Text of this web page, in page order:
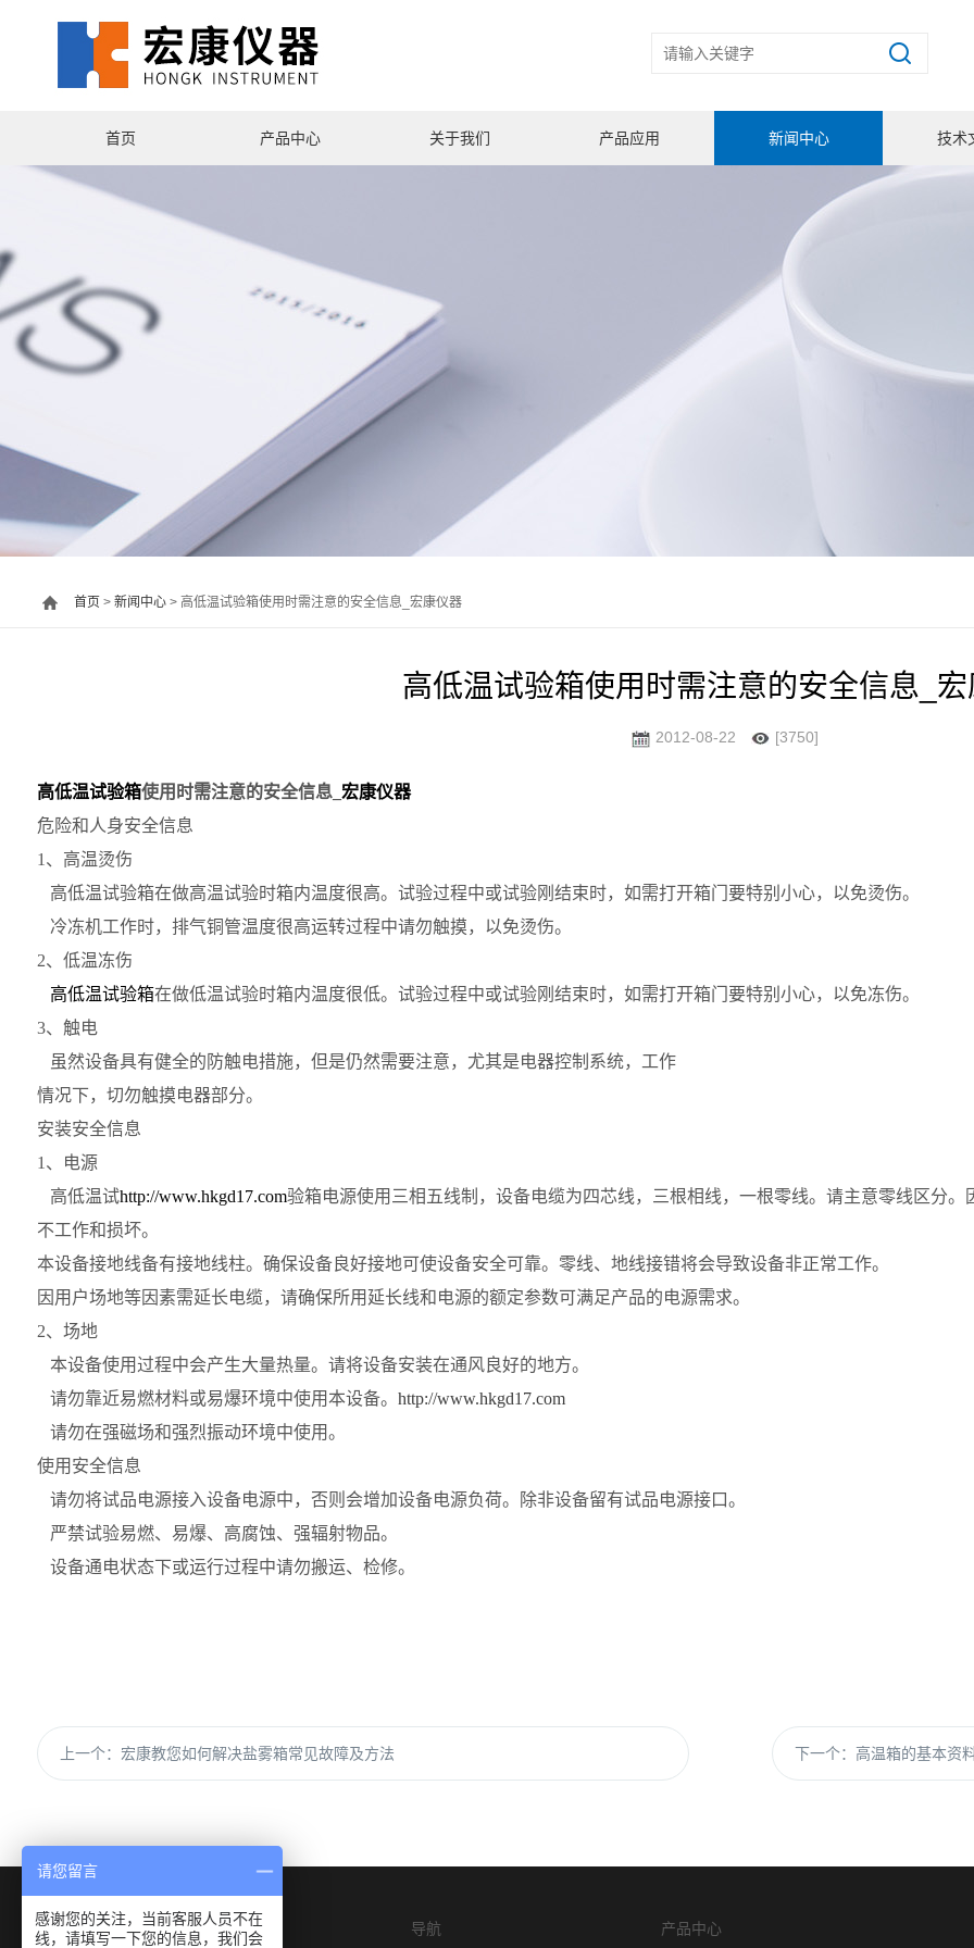
首页 产品中心 关于我们 产品应用 新闻中心 技术
首页 > 新闻中心> 高低温试验箱使用时需注意的安全信息_宏康仪器
高低温试验箱使用时需注意的安全信息_
2012-08-22 [3750]
高低温试验箱使用时需注意的安全信息_ 宏康仪器
危险和人身安全信息
1 、高温烫伤
高低温试验箱在做高温试验时箱内温度很高。试验过程中或试验刚结束时，如需打开箱门要特别小心，以免烫伤。
冷冻机工作时，排气铜管温度很高运转过程中请勿触摸，以免烫伤。
2、低温冻伤
高低温试验箱在做低温试验时箱内温度很低。试验过程中或试验刚结束时，如需打开箱门要特别小心，以免冻伤。
3、触电
虽然设备具有健全的防触电措施，但是仍然需要注意，尤其是电器控制系统，工作
情况下，切勿触摸电器部分。
安装安全信息
1 、电源
高低温试http://www.hkgd17.com验箱电源使用三相五线制，设备电缆为四芯线，三根相线，一根零线。请主意零线区分
不工作和损坏。
本设备接地线备有接地线柱。确保设备良好接地可使设备安全可靠。零线、地线接错将会导致设备非正常工作。
因用户场地等因素需延长电缆，请确保所用延长线和电源的额定参数可满足产品的电源需求。
2、场地
本设备使用过程中会产生大量热量。请将设备安装在通风良好的地方。
请勿靠近易燃材料或易爆环境中使用本设备。 http://www.hkgd17.com
请勿在强磁场和强烈振动环境中使用。
使用安全信息
请勿将试品电源接入设备电源中，否则会增加设备电源负荷。除非设备留有试品电源接口。
严禁试验易燃、易爆、高腐蚀、强辐射物品。
设备通电状态下或运行过程中请勿搬运、检修。
上一个： 宏康教您如何解决盐雾箱常见故障及方法 下一个：高温箱的基本资
导航 产品中心
请您留言
感谢您的关注，当前客服人员不在
线，请填写一下您的信息，我们会